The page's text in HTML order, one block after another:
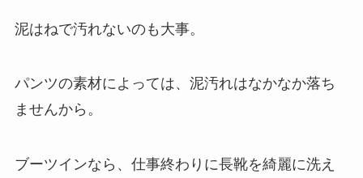
泥はねで汚れないのも大事。
パンツの素材によっては、泥汚れはなかなか落ち
ませんから。
ブーツインなら、仕事終わりに長靴を綺麗に洗え